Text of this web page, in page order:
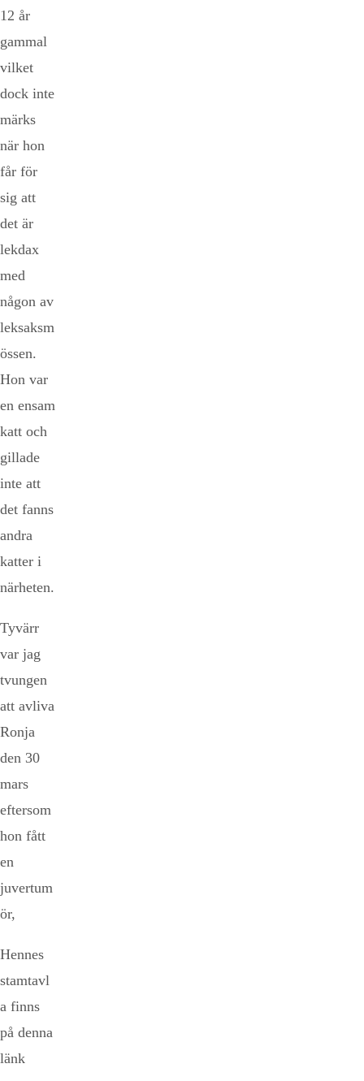
12 år
gammal
vilket
dock inte
märks
när hon
får för
sig att
det är
lekdax
med
någon av
leksaksm
össen.
Hon var
en ensam
katt och
gillade
inte att
det fanns
andra
katter i
närheten.
Tyvärr
var jag
tvungen
att avliva
Ronja
den 30
mars
eftersom
hon fått
en
juvertum
ör,
Hennes
stamtavl
a finns
på denna
länk